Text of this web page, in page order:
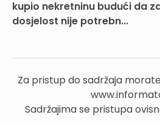
kupio nekretninu budući da
dosjelost nije potrebn...
Za pristup do sadržaja
Sadržajima se pristupa